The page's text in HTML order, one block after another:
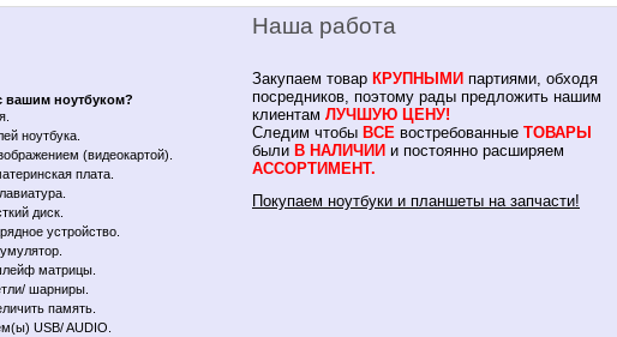
вашим ноутбуком?
ноутбука.
(видеокартой).
плата.
диск.
устройство.
матрицы.
шарниры.
память.
USB/ AUDIO.
Наша работа
Закупаем товар КРУПНЫМИ партиями, обходя
посредников, поэтому рады предложить нашим
клиентам ЛУЧШУЮ ЦЕНУ!
Следим чтобы ВСЕ востребованные ТОВАРЫ
были В НАЛИЧИИ и постоянно расширяем
АССОРТИМЕНТ.
Покупаем ноутбуки и планшеты на запчасти!